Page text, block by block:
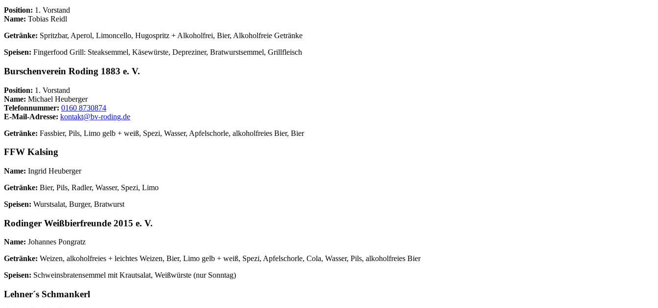
Position: 1. Vorstand
Name: Tobias Reidl
Getränke: Spritzbar, Aperol, Limoncello, Hugospritz + Alkoholfrei, Bier, Alkoholfreie Getränke
Speisen: Fingerfood Grill: Steaksemmel, Käsewürste, Depreziner, Bratwurstsemmel, Grillfleisch
Burschenverein Roding 1883 e. V.
Position: 1. Vorstand
Name: Michael Heuberger
Telefonnummer: 0160 8730874
E-Mail-Adresse: kontakt@bv-roding.de
Getränke: Fassbier, Pils, Limo gelb + weiß, Spezi, Wasser, Apfelschorle, alkoholfreies Bier, Bier
FFW Kalsing
Name: Ingrid Heuberger
Getränke: Bier, Pils, Radler, Wasser, Spezi, Limo
Speisen: Wurstsalat, Burger, Bratwurst
Rodinger Weißbierfreunde 2015 e. V.
Name: Johannes Pongratz
Getränke: Weizen, alkoholfreies + leichtes Weizen, Bier, Limo gelb + weiß, Spezi, Apfelschorle, Cola, Wasser, Pils, alkoholfreies Bier
Speisen: Schweinsbratensemmel mit Krautsalat, Weißwürste (nur Sonntag)
Lehner´s Schmankerl